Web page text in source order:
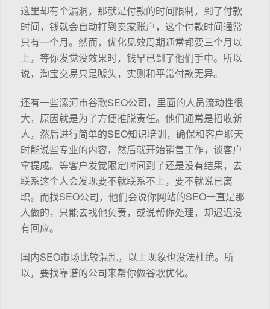
这里却有个漏洞，那就是付款的时间限制，到了付款
时间，钱就会自动打到卖家账户，这个付款时间通常
只有一个月。然而，优化见效周期通常都要三个月以
上，等你发觉没效果时，钱早已到了他们手中。所以
说，淘宝交易只是噱头，实则和平常付款无异。
还有一些漯河市谷歌SEO公司，里面的人员流动性很
大，原因就是为了方便推脱责任。他们通常是招收新
人，然后进行简单的SEO知识培训，确保和客户聊天
时能说些专业的内容，然后就开始销售工作，谈客户
拿提成。等客户发觉限定时间到了还是没有结果，去
联系这个人会发现要不就联系不上，要不就说已离
职。而找SEO公司，他们会说你网站的SEO一直是那
人做的，只能去找他负责，或说帮你处理，却迟迟没
有回应。
国内SEO市场比较混乱，以上现象也没法杜绝。所
以，要找靠谱的公司来帮你做谷歌优化。